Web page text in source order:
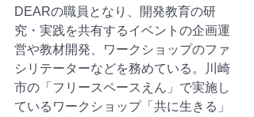
DEARの職員となり、開発教育の研
究・実践を共有するイベントの企画運
営や教材開発、ワークショップのファ
シリテーターなどを務めている。川崎
市の「フリースペースえん」で実施し
ているワークショップ「共に生きる」